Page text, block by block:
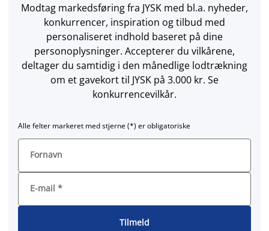
Modtag markedsføring fra JYSK med bl.a. nyheder,
konkurrencer, inspiration og tilbud med
personaliseret indhold baseret på dine
personoplysninger. Accepterer du vilkårene,
deltager du samtidig i den månedlige lodtrækning
om et gavekort til JYSK på 3.000 kr. Se
konkurrencevilkår.
Alle felter markeret med stjerne (*) er obligatoriske
Fornavn
E-mail *
Tilmeld